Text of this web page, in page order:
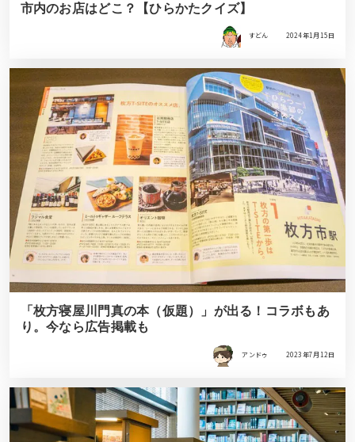
市内のお店はどこ？【ひらかたクイズ】
すどん 2024年1月15日
「枚方寝屋川門真の本（仮題）」が出る！コラボもあ
り。今なら広告掲載も
アンドゥ 2023年7月12日